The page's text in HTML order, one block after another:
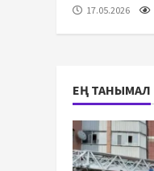
17.05.2026
ЕҢ ТАНЫМАЛ